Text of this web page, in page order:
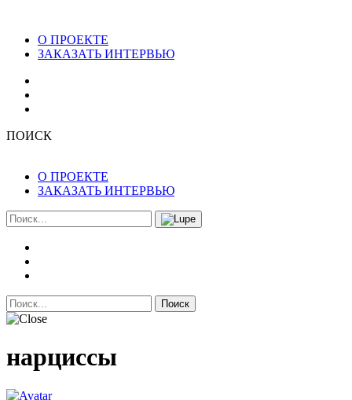
О ПРОЕКТЕ
ЗАКАЗАТЬ ИНТЕРВЬЮ
ПОИСК
О ПРОЕКТЕ
ЗАКАЗАТЬ ИНТЕРВЬЮ
Поиск
нарциссы